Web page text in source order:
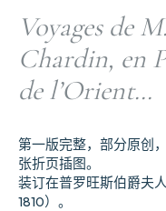
Voyages de
Chardin, en
de l’Orient…
第一版完整，部分原创
张折页插图。
装订在普罗旺斯伯爵夫
1810）。